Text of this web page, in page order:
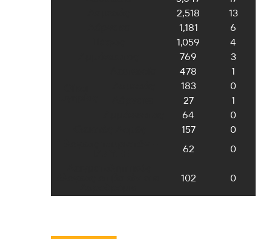
2,518
13
1,181
6
1,059
4
769 3
478
1
183
0
27
1
64
0
157
0
62
0
102 0